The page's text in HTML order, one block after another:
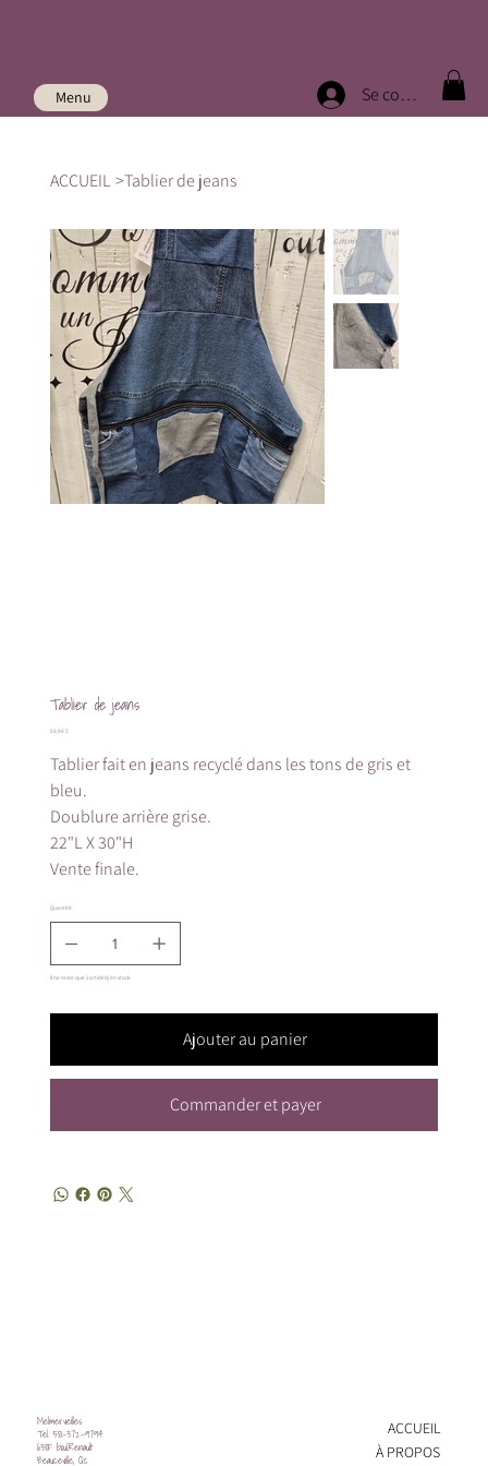
Menu Se connecter
ACCUEIL>Tablier de jeans
Tablier de jeans
Prix
59,99 $
Tablier fait en jeans recyclé dans les tons de gris et
bleu.
Doublure arrière grise.
22"L X 30"H
Vente finale.
Quantité
Il ne reste que 1 article(s) en stock
Ajouter au panier
Commander et payer
Melmerveilles
Tel. 581-372-9794
638F boul.Renault
Beauceville, Qc
ACCUEIL
À PROPOS